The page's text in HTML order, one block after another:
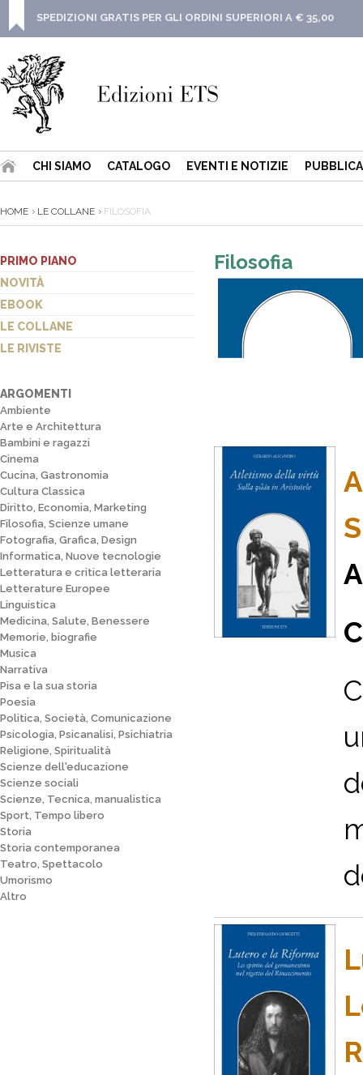
SPEDIZIONI GRATIS PER GLI ORDINI SUPERIORI A € 35,00
CHI SIAMO CATALOGO EVENTI E NOTIZIE
HOME LE COLLANE FILOSOFIA
PRIMO PIANO
NOVITÀ
EBOOK
LE COLLANE
LE RIVISTE
ARGOMENTI
Ambiente
Arte e Architettura
Bambini e ragazzi
Cinema
Cucina, Gastronomia
Cultura Classica
Diritto, Economia, Marketing
Filosofia, Scienze umane
Fotografia, Grafica, Design
Informatica, Nuove tecnologie
Letteratura e critica letteraria
Letterature Europee
Linguistica
Medicina, Salute, Benessere
Memorie, biografie
Musica
Narrativa
Pisa e la sua storia
Poesia
Politica, Società, Comunicazione
Psicologia, Psicanalisi, Psichiatria
Religione, Spiritualità
Scienze dell'educazione
Scienze sociali
Scienze, Tecnica, manualistica
Sport, Tempo libero
Storia
Storia contemporanea
Teatro, Spettacolo
Umorismo
Altro
Filosofia